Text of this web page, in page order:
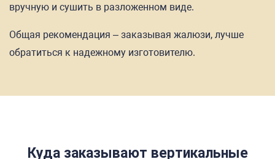
вручную и сушить в разложенном виде.
Общая рекомендация – заказывая жалюзи, лучше
обратиться к надежному изготовителю.
Куда заказывают вертикальные